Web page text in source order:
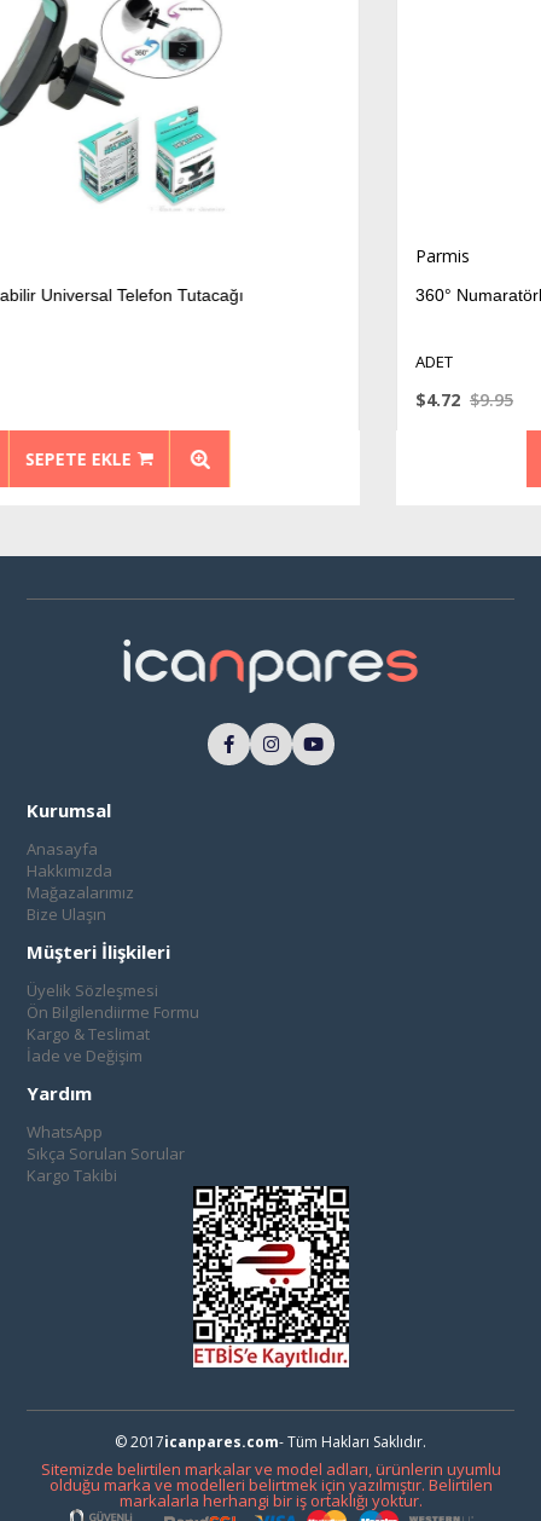
360° Numaratörlü Araç Telefon Tutacağı
Kurumsal
Anasayfa
Hakkımızda
Mağazalarımız
Bize Ulaşın
Müşteri İlişkileri
Üyelik Sözleşmesi
Ön Bilgilendiirme Formu
Kargo & Teslimat
İade ve Değişim
Yardım
WhatsApp
Sıkça Sorulan Sorular
Kargo Takibi
© 2017icanpares.com- Tüm Hakları Saklıdır.
Sitemizde belirtilen markalar ve model adları, ürünlerin uyumlu
olduğu marka ve modelleri belirtmek için yazılmıştır. Belirtilen
markalarla herhangi bir iş ortaklığı yoktur.